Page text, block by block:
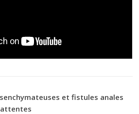
et fistules anales
attentes